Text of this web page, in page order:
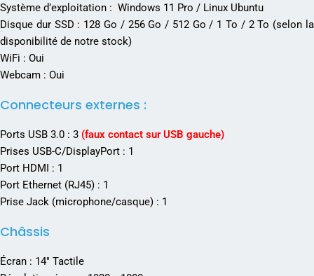
Système d’exploitation : Windows 11 Pro / Linux Ubuntu
Disque dur SSD : 128 Go / 256 Go / 512 Go / 1 To / 2 To (selon la
disponibilité de notre stock)
WiFi : Oui
Webcam : Oui
Connecteurs externes :
Ports USB 3.0 : 3 (faux contact sur USB gauche)
Prises USB-C/DisplayPort : 1
Port HDMI : 1
Port Ethernet (RJ45) : 1
Prise Jack (microphone/casque) : 1
Châssis
Écran : 14″ Tactile